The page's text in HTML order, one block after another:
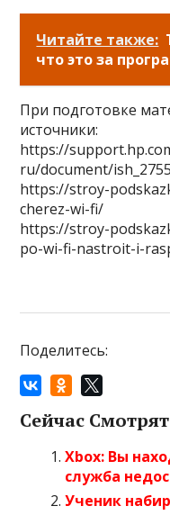
Читайте также:
что это за
При подготовке
источники:
https://
ru/document/
https://stroy-
cherez-wi-fi/
https://stroy-
po-wi-fi-nastroit-i-
Поделитесь:
Сейчас
Xbox: Вы
служба
Ученик